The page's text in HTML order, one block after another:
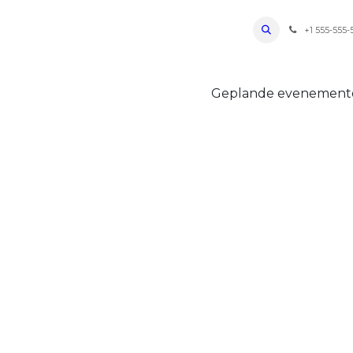
Bevoorradingen FAQ+1 555-555-
Geplande